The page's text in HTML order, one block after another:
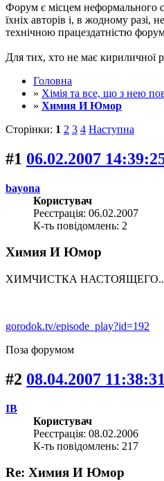
Форум є місцем неформального
їхніх авторів і, в жодному разі,
технічною працездатністю
Для тих, хто не має кириличної
Головна
» Хімія та все, що з нею
» Химия И Юмор
Сторінки: 1 2 3 4 Наступна
#1 06.02.2007
bayona
Користувач
Реєстрація: 06.02.2007
К-ть повідомлень: 2
Химия И Юмор
ХИМЧИСТКА
gorodok.tv/episode_play?id=192
Поза форумом
#2 08.04.2007 11:38:31
IB
Користувач
Реєстрація: 08.02.2006
К-ть повідомлень: 217
Re: Химия И Юмор